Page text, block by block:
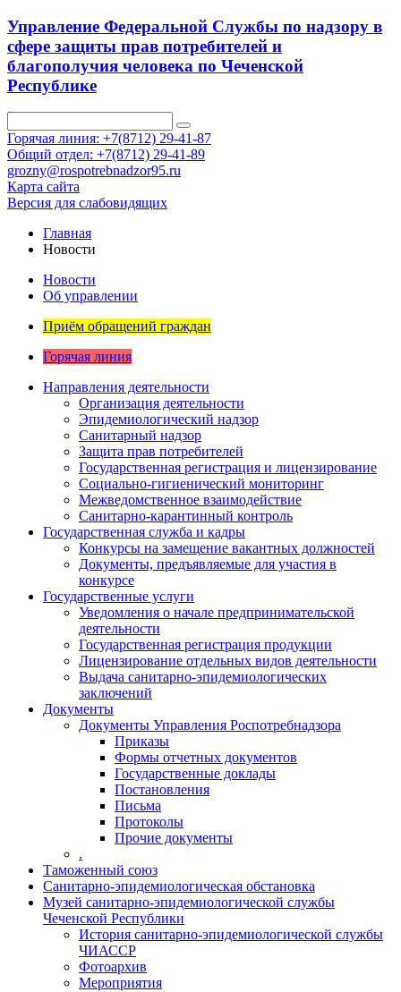
Управление Федеральной Службы по надзору в
сфере защиты прав потребителей и
благополучия человека по Чеченской
Республике
Горячая линия: +7(8712) 29-41-87
Общий отдел: +7(8712) 29-41-89
grozny@rospotrebnadzor95.ru
Карта сайта
Версия для слабовидящих
Главная
Новости
Новости
Об управлении
Приём обращений граждан
Горячая линия
Направления деятельности
Организация деятельности
Эпидемиологический надзор
Санитарный надзор
Защита прав потребителей
Государственная регистрация и лицензирование
Социально-гигиенический мониторинг
Межведомственное взаимодействие
Санитарно-карантинный контроль
Государственная служба и кадры
Конкурсы на замещение вакантных должностей
Документы, предъявляемые для участия в
конкурсе
Государственные услуги
Уведомления о начале предпринимательской
деятельности
Государственная регистрация продукции
Лицензирование отдельных видов деятельности
Выдача санитарно-эпидемиологических
заключений
Документы
Документы Управления Роспотребнадзора
Приказы
Формы отчетных документов
Государственные доклады
Постановления
Письма
Протоколы
Прочие документы
.
Таможенный союз
Санитарно-эпидемиологическая обстановка
Музей санитарно-эпидемиологической службы
Чеченской Республики
История санитарно-эпидемиологической службы
ЧИАССР
Фотоархив
Мероприятия